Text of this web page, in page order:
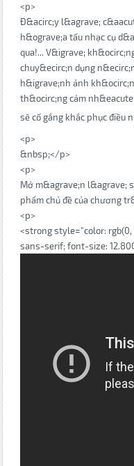
<p>
Đ&acirc;y l&agrave;
h&ograve;a tấu nhạc cụ
qua!... V&igrave;
chuy&ecirc;n dụng
h&igrave;nh ảnh
th&ocirc;ng cảm
sẽ cố gắng khắc phục điều
<p>
&nbsp;</p>
<p>
Mở m&agrave;n l&agrave;
phẩm chủ đề của chương
<p>
<strong style="color:
sans-serif; font-size: